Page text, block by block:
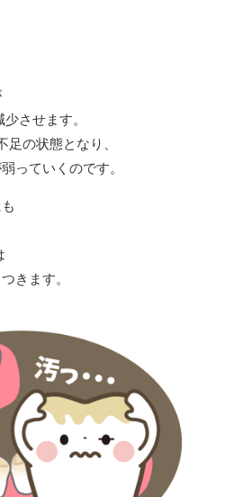
させます。
の状態となり、
っていくのです。
きます。